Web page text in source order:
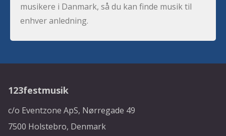
musikere i Danmark, så du kan finde musik til
enhver anledning.
123festmusik
c/o Eventzone ApS, Nørregade 49
7500 Holstebro, Denmark